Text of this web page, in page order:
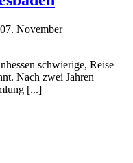
7. November
schwierige, Reise
Nach zwei Jahren
[...]